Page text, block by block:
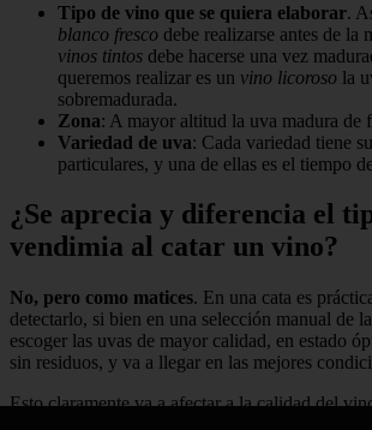
Tipo de vino que se quiera elaborar.
blanco fresco debe realizarse antes de la
vinos tintos debe hacerse una vez
queremos realizar es un vino licoroso la
sobremadurada.
Zona: A mayor altitud la uva madura de
Variedad de uva: Cada variedad tiene
particulares, y una de ellas es el tiempo
¿Se aprecia y diferencia el
vendimia al catar un vino?
No, pero como matices. En una cata es
detectarlo, si bien en una selección manual de
escoger las uvas de mayor calidad, en estado
sin residuos, y va a llegar en las mejores
Esto claramente va a afectar a la calidad del